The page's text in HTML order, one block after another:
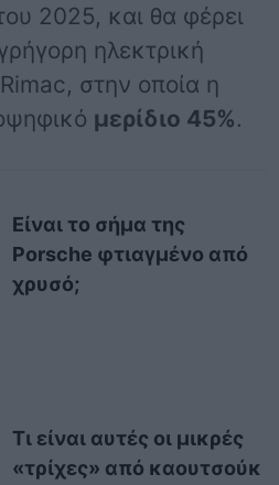
2025, και θα φέρει
ηλεκτρική
στην οποία η
μερίδιο 45%.
Είναι το σήμα της
Porsche φτιαγμένο από
χρυσό;
Τι είναι αυτές οι μικρές
«τρίχες» από καουτσούκ